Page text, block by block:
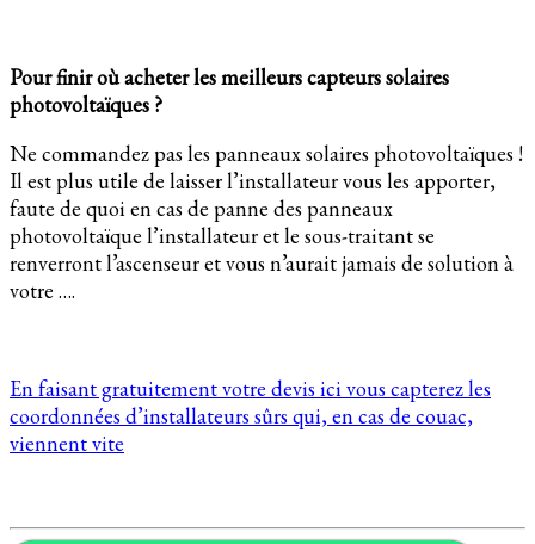
Pour finir où acheter les meilleurs capteurs solaires
photovoltaïques ?
Ne commandez pas les panneaux solaires photovoltaïques !
Il est plus utile de laisser l’installateur vous les apporter,
faute de quoi en cas de panne des panneaux
photovoltaïque l’installateur et le sous-traitant se
renverront l’ascenseur et vous n’aurait jamais de solution à
votre ….
En faisant gratuitement votre devis ici vous capterez les
coordonnées d’installateurs sûrs qui, en cas de couac,
viennent vite